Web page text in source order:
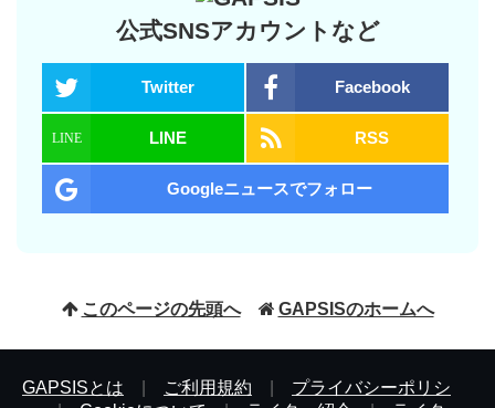
公式SNSアカウントなど
Twitter Facebook
LINE RSS
Googleニュースでフォロー
このページの先頭へ GAPSISのホームへ
GAPSISとは ご利用規約
プライバシーポリシ